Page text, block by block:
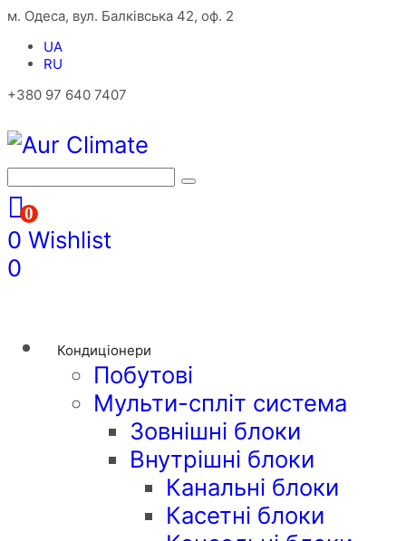
м. Одеса, вул. Балківська 42, оф. 2
UA
RU
+380 97 640 7407
0
0 Wishlist
0
Кондиціонери
Побутові
Мульти-спліт система
Зовнішні блоки
Внутрішні блоки
Канальні блоки
Касетні блоки